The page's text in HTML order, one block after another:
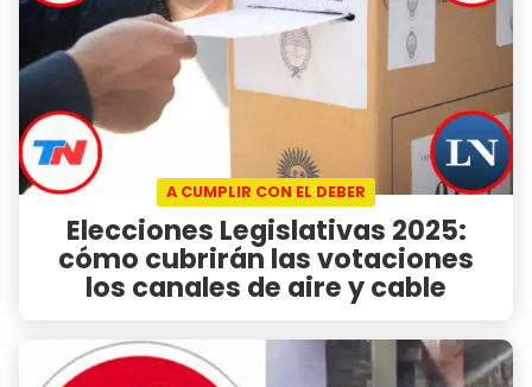
A CUMPLIR CON EL DEBER
Elecciones Legislativas 2025:
cómo cubrirán las votaciones
los canales de aire y cable